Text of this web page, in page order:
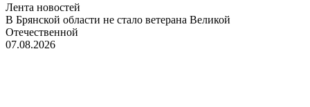
Лента новостей
В Брянской области не стало ветерана Великой
Отечественной
07.08.2026